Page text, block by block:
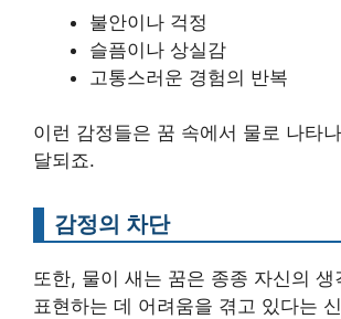
불안이나 걱정
슬픔이나 상실감
고통스러운 경험의 반복
이런 감정들은 꿈 속에서 물로 나타
달되죠.
감정의 차단
또한, 물이 새는 꿈은 종종 자신의 생
표현하는 데 어려움을 겪고 있다는